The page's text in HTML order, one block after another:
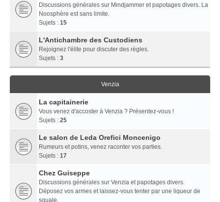
Discussions générales sur Mindjammer et papotages divers. La
Noosphère est sans limite.
Sujets : 15
L'Antichambre des Custodiens
Rejoignez l'élite pour discuter des règles.
Sujets : 3
Venzia
La capitainerie
Vous venez d'accoster à Venzia ? Présentez-vous !
Sujets : 25
Le salon de Leda Orefici Moncenigo
Rumeurs et potins, venez raconter vos parties.
Sujets : 17
Chez Guiseppe
Discussions générales sur Venzia et papotages divers.
Déposez vos armes et laissez-vous tenter par une liqueur de
squale.